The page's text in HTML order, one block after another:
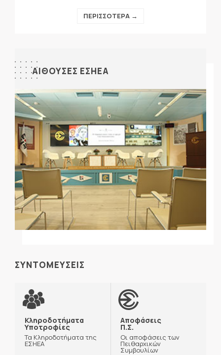
ΠΕΡΙΣΣΟΤΕΡΑ →
ΑΙΘΟΥΣΕΣ ΕΣΗΕΑ
ΣΥΝΤΟΜΕΥΣΕΙΣ
Κληροδοτήματα
Υποτροφίες
Τα Κληροδοτήματα της
ΕΣΗΕΑ
Αποφάσεις
Π.Σ.
Οι αποφάσεις των
Πειθαρχικών
Συμβουλίων